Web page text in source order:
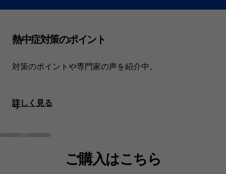
熱中症対策のポイント
対策のポイントや専門家の声を紹介中。
詳しく見る
ご購入はこちら